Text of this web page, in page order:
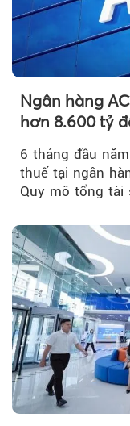
Ngân hàng
hơn 8.600 tỷ
6 tháng đầu
thuế tại ngân
Quy mô tổng tài